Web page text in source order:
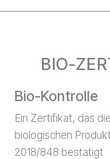
BIO-
Bio-Kontrolle
Ein Zertifikat, das
biologischen
2018/848 bestätigt